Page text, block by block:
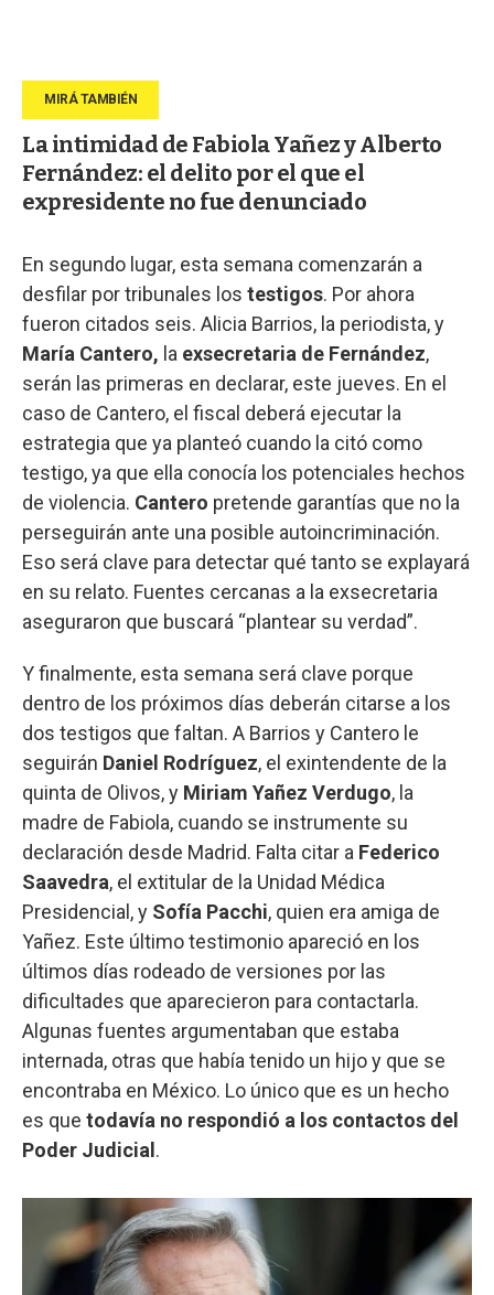
La intimidad de Fabiola Yañez y Alberto
Fernández: el delito por el que el
expresidente no fue denunciado
En segundo lugar, esta semana comenzarán a
desfilar por tribunales los testigos. Por ahora
fueron citados seis. Alicia Barrios, la periodista, y
María Cantero, la exsecretaria de Fernández,
serán las primeras en declarar, este jueves. En el
caso de Cantero, el fiscal deberá ejecutar la
estrategia que ya planteó cuando la citó como
testigo, ya que ella conocía los potenciales hechos
de violencia. Cantero pretende garantías que no la
perseguirán ante una posible autoincriminación.
Eso será clave para detectar qué tanto se explayará
en su relato. Fuentes cercanas a la exsecretaria
aseguraron que buscará “plantear su verdad”.
Y finalmente, esta semana será clave porque
dentro de los próximos días deberán citarse a los
dos testigos que faltan. A Barrios y Cantero le
seguirán Daniel Rodríguez, el exintendente de la
quinta de Olivos, y Miriam Yañez Verdugo, la
madre de Fabiola, cuando se instrumente su
declaración desde Madrid. Falta citar a Federico
Saavedra, el extitular de la Unidad Médica
Presidencial, y Sofía Pacchi, quien era amiga de
Yañez. Este último testimonio apareció en los
últimos días rodeado de versiones por las
dificultades que aparecieron para contactarla.
Algunas fuentes argumentaban que estaba
internada, otras que había tenido un hijo y que se
encontraba en México. Lo único que es un hecho
es que todavía no respondió a los contactos del
Poder Judicial.